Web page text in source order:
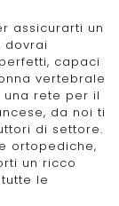
assicurarti un
dovrai
capaci
vertebrale
rete per il
da noi ti
di settore.
ortopediche,
un ricco
le